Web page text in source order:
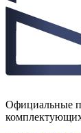
Официальные